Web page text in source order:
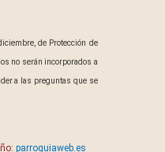
de Protección de
no serán incorporados a
a las preguntas que se
parroquiaweb.es